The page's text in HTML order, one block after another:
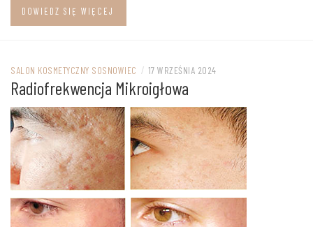
DOWIEDZ SIĘ WIĘCEJ
SALON KOSMETYCZNY SOSNOWIEC / 17 WRZEŚNIA 2024
Radiofrekwencja Mikroigłowa